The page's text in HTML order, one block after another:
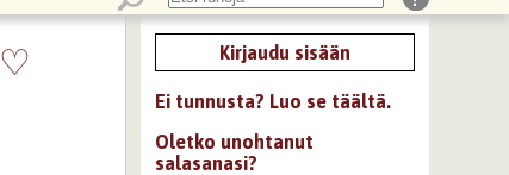
♡ Kirjaudu sisään
Ei tunnusta? Luo se täältä.
Oletko unohtanut
salasanasi?